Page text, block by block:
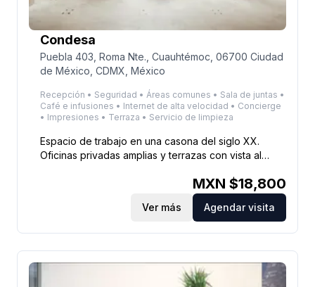
Condesa
Puebla 403, Roma Nte., Cuauhtémoc, 06700 Ciudad
de México, CDMX, México
Recepción • Seguridad • Áreas comunes • Sala de juntas •
Café e infusiones • Internet de alta velocidad • Concierge
• Impresiones • Terraza • Servicio de limpieza
Espacio de trabajo en una casona del siglo XX.
Oficinas privadas amplias y terrazas con vista al
cultural; cercano a Reforma, Avenida Chapultepec y
MXN $18,800
Ver más Agendar visita